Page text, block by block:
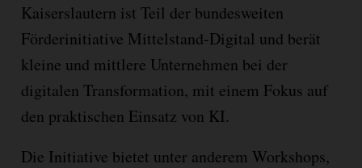
Kaiserslautern ist Teil der bundesweiten
Förderinitiative Mittelstand-Digital und berät
kleine und mittlere Unternehmen bei der
digitalen Transformation, mit einem Fokus auf
den praktischen Einsatz von KI.
Die Initiative bietet unter anderem Workshops,